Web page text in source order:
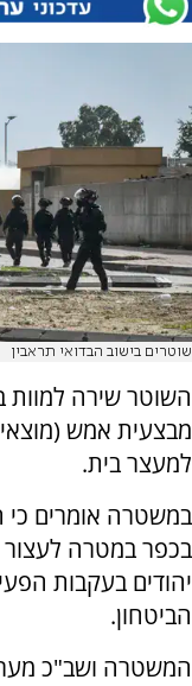
שוטרים בישוב הבדואי תראבין
השוטר שירה למוות
מבצעית אמש
למעצר בית.
במשטרה אומרים
בכפר במטרה לעצור
יהודים בעקבות
הביטחון.
המשטרה ושב"כ